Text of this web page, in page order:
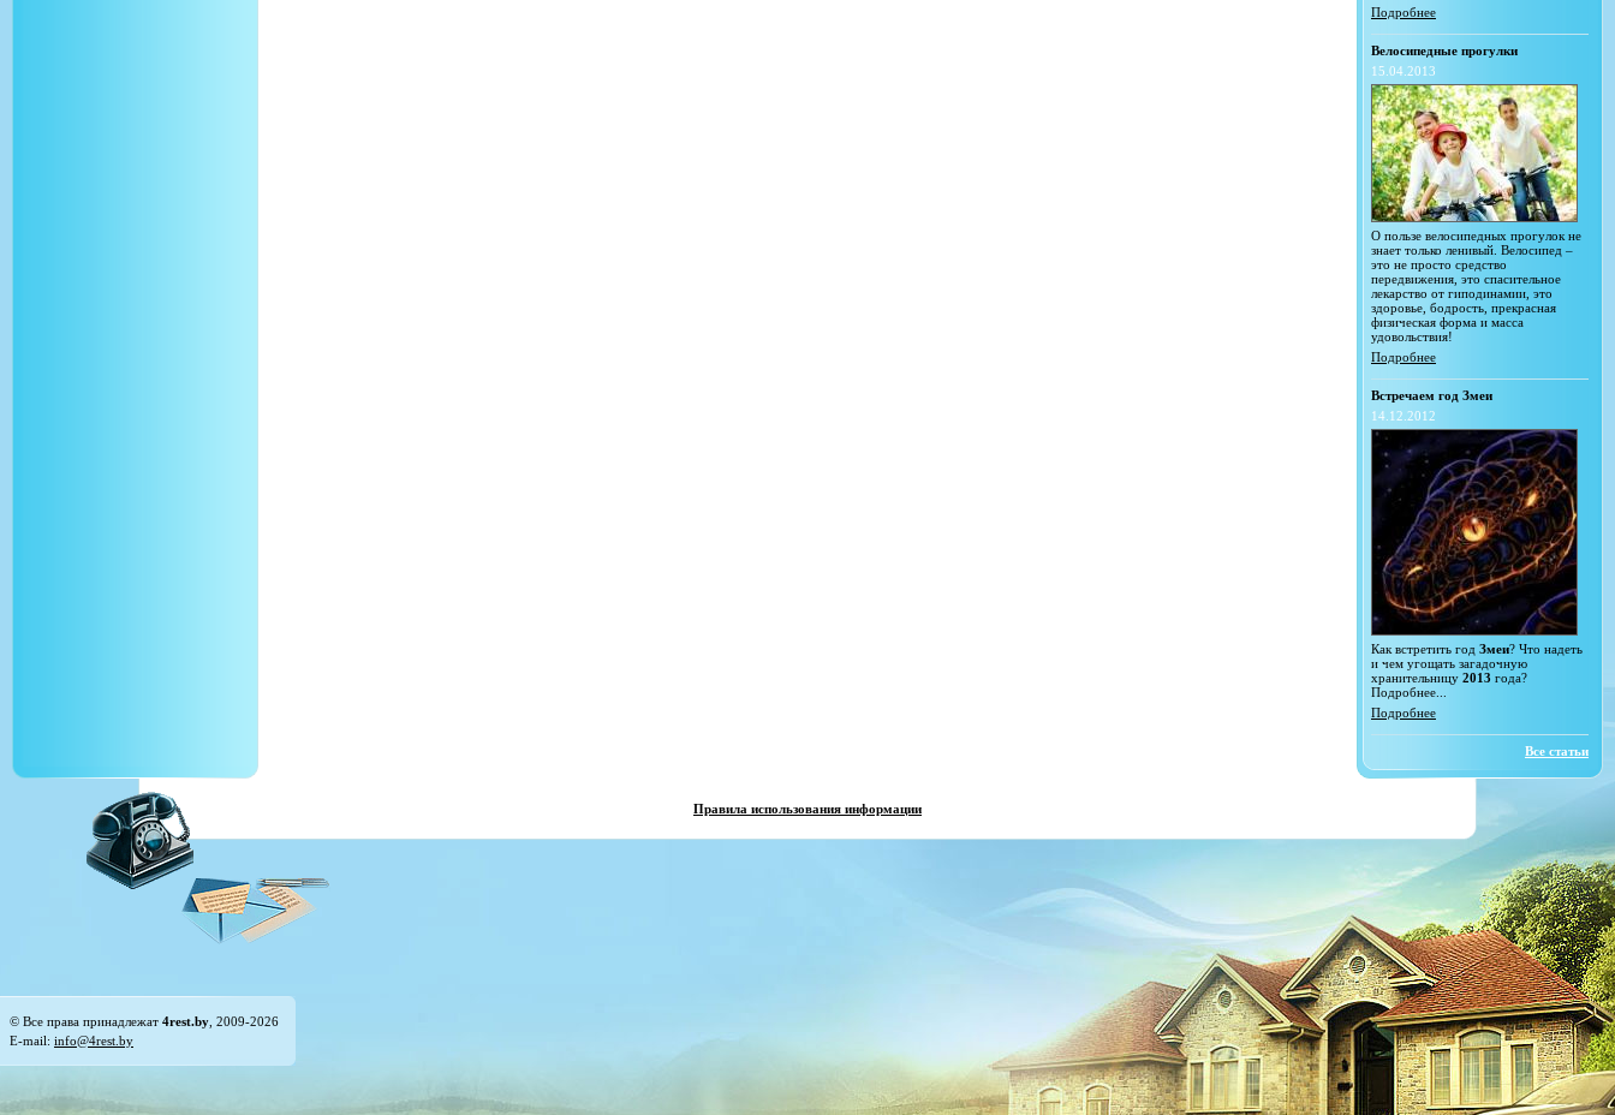
Подробнее
Велосипедные прогулки
15.04.2013
О пользе велосипедных прогулок не
знает только ленивый. Велосипед –
это не просто средство
передвижения, это спасительное
лекарство от гиподинамии, это
здоровье, бодрость, прекрасная
физическая форма и масса
удовольствия!
Подробнее
Встречаем год Змеи
14.12.2012
Как встретить год Змеи? Что надеть
и чем угощать загадочную
хранительницу 2013 года?
Подробнее...
Подробнее
Все статьи
Правила использования информации
© Все права принадлежат 4rest.by , 2009-2026
E-mail: info@4rest.by